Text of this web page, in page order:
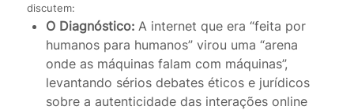
discutem:
O Diagnóstico:A internet que era “feita por
humanos para humanos” virou uma “arena
onde as máquinas falam com máquinas”,
levantando sérios debates éticos e jurídicos
sobre a autenticidade das interações online